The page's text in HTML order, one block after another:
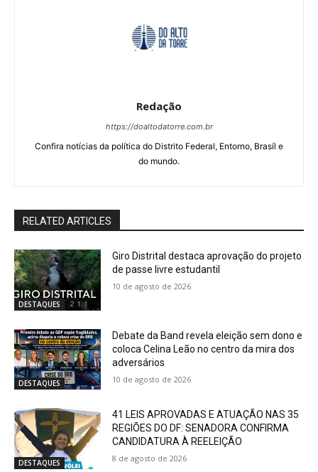
Redação
https://doaltodatorre.com.br
Confira notícias da política do Distrito Federal, Entorno, Brasíl e
do mundo.
RELATED ARTICLES
DESTAQUES
Giro Distrital destaca aprovação do projeto
de passe livre estudantil
10 de agosto de 2026
DESTAQUES
Debate da Band revela eleição sem dono e
coloca Celina Leão no centro da mira dos
adversários
10 de agosto de 2026
DESTAQUES
41 LEIS APROVADAS E ATUAÇÃO NAS 35
REGIÕES DO DF: SENADORA CONFIRMA
CANDIDATURA À REELEIÇÃO
8 de agosto de 2026